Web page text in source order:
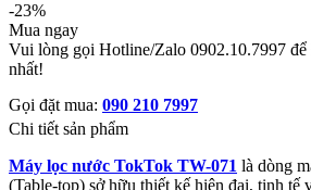
-23%
Mua ngay
Vui lòng gọi Hotline/Zalo 0902.10.7997
nhất!
Gọi đặt mua: 090 210 7997
Chi tiết sản phẩm
Máy lọc nước TokTok TW-071 là dòng
(Table-top) sở hữu thiết kế hiện đại, tinh tế